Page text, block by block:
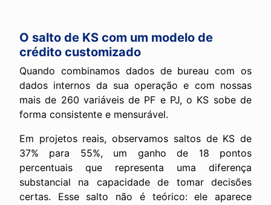
O salto de KS com um modelo de
crédito customizado
Quando combinamos dados de bureau com os
dados internos da sua operação e com nossas
mais de 260 variáveis de PF e PJ, o KS sobe de
forma consistente e mensurável.
Em projetos reais, observamos saltos de KS de
37% para 55%, um ganho de 18 pontos
percentuais que representa uma diferença
substancial na capacidade de tomar decisões
certas. Esse salto não é teórico: ele aparece